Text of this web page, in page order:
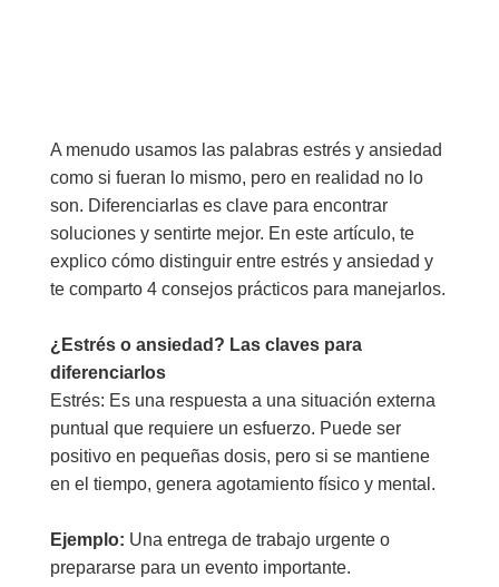
A menudo usamos las palabras estrés y ansiedad
como si fueran lo mismo, pero en realidad no lo
son. Diferenciarlas es clave para encontrar
soluciones y sentirte mejor. En este artículo, te
explico cómo distinguir entre estrés y ansiedad y
te comparto 4 consejos prácticos para manejarlos.
¿Estrés o ansiedad? Las claves para
diferenciarlos
Estrés: Es una respuesta a una situación externa
puntual que requiere un esfuerzo. Puede ser
positivo en pequeñas dosis, pero si se mantiene
en el tiempo, genera agotamiento físico y mental.
Ejemplo: Una entrega de trabajo urgente o
prepararse para un evento importante.